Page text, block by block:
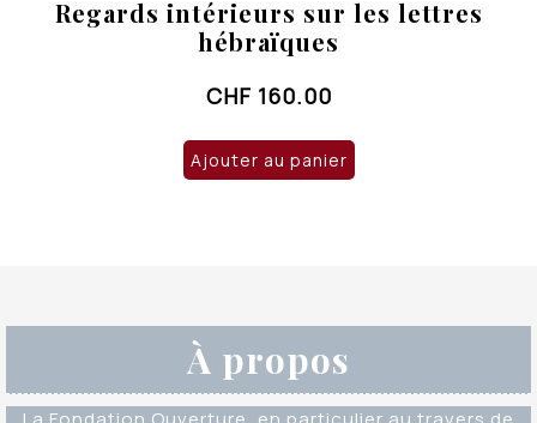
Regards intérieurs sur les lettres
hébraïques
CHF 160.00
Ajouter au panier
À propos